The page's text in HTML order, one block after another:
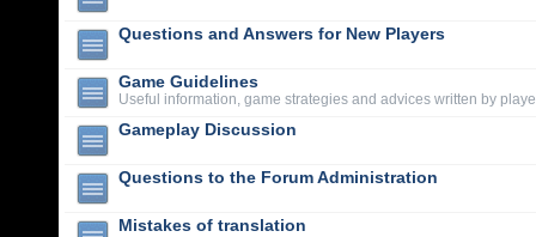
Questions and Answers for New Players
Game Guidelines
Useful information, game strategies and advices written by
Gameplay Discussion
Questions to the Forum Administration
Mistakes of translation